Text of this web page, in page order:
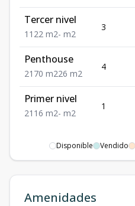
Tercer nivel
1 122 m2- m2
3
Penthouse
2170 m226 m2
4
Primer nivel
2116 m2- m2
1
Disponible Vendido
Amenidades